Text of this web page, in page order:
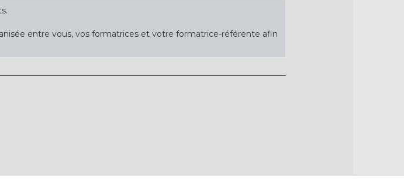
entre vous, vos formatrices et votre formatrice-référente afin